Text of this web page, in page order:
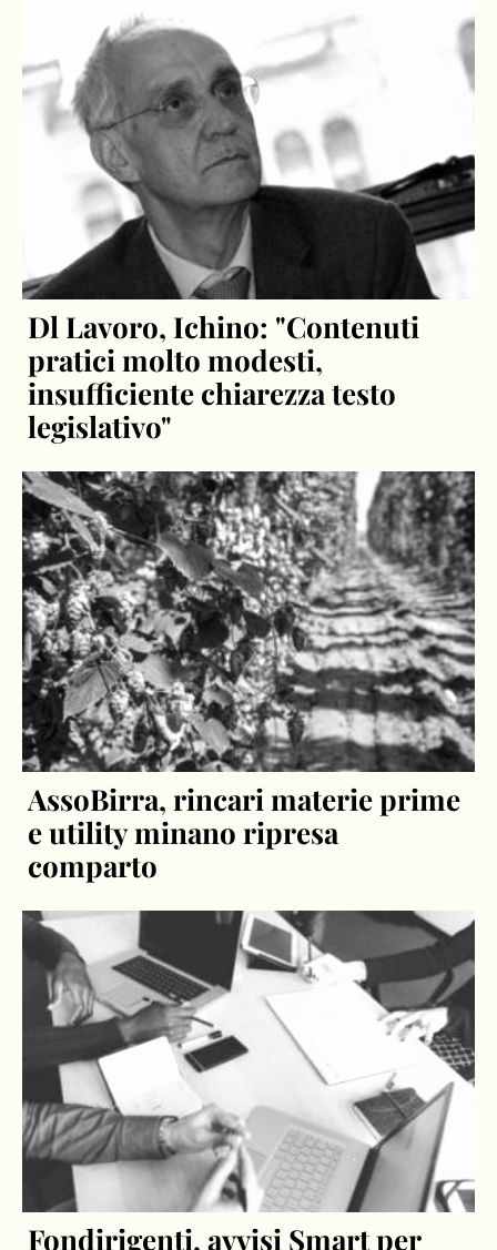
Dl Lavoro, Ichino: "Contenuti
pratici molto modesti,
insufficiente chiarezza testo
legislativo"
AssoBirra, rincari materie prime
e utility minano ripresa
comparto
Fondirigenti, avvisi Smart per